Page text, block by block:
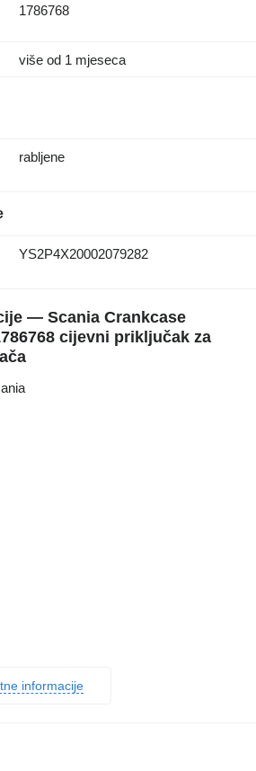
1786768
više od 1 mjeseca
rabljene
YS2P4X20002079282
— Scania Crankcase
cijevni priključak za
informacije